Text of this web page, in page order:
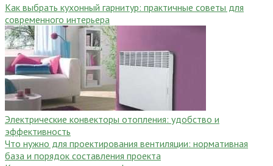
Как выбрать кухонный гарнитур: практичные советы для
современного интерьера
Электрические конвекторы отопления: удобство и
эффективность
Что нужно для проектирования вентиляции: нормативная
база и порядок составления проекта